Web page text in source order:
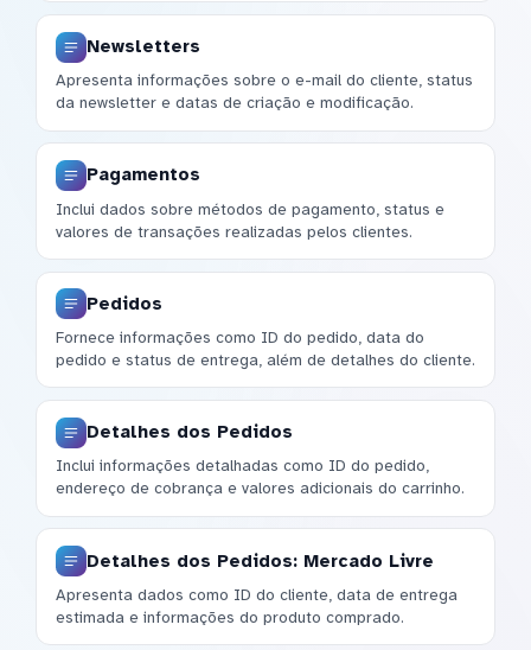
Newsletters
Apresenta informações sobre o e-mail do cliente, status
da newsletter e datas de criação e modificação.
Pagamentos
Inclui dados sobre métodos de pagamento, status e
valores de transações realizadas pelos clientes.
Pedidos
Fornece informações como ID do pedido, data do
pedido e status de entrega, além de detalhes do cliente.
Detalhes dos Pedidos
Inclui informações detalhadas como ID do pedido,
endereço de cobrança e valores adicionais do carrinho.
Detalhes dos Pedidos: Mercado Livre
Apresenta dados como ID do cliente, data de entrega
estimada e informações do produto comprado.